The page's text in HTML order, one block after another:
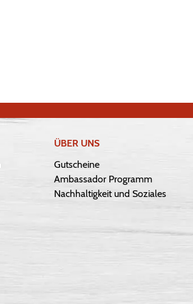
ÜBER UNS
Gutscheine
Ambassador Programm
Nachhaltigkeit und Soziales